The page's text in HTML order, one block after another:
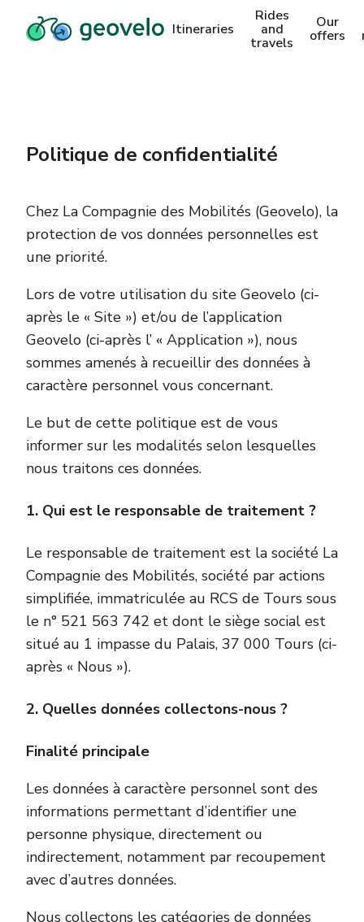
Itineraries
Rides
and
travels
Our
offers
Politique de confidentialité
Chez La Compagnie des Mobilités (Geovelo), la
protection de vos données personnelles est
une priorité.
Lors de votre utilisation du site Geovelo (ci-
après le « Site ») et/ou de l’application
Geovelo (ci-après l’ « Application »), nous
sommes amenés à recueillir des données à
caractère personnel vous concernant.
Le but de cette politique est de vous
informer sur les modalités selon lesquelles
nous traitons ces données.
1. Qui est le responsable de traitement ?
Le responsable de traitement est la société La
Compagnie des Mobilités, société par actions
simplifiée, immatriculée au RCS de Tours sous
le n° 521 563 742 et dont le siège social est
situé au 1 impasse du Palais, 37 000 Tours (ci-
après « Nous »).
2. Quelles données collectons-nous ?
Finalité principale
Les données à caractère personnel sont des
informations permettant d’identifier une
personne physique, directement ou
indirectement, notamment par recoupement
avec d’autres données.
Nous collectons les catégories de données